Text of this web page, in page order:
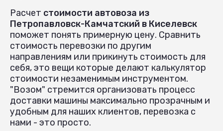
Расчет стоимости автовоза из
Петропавловск-Камчатский в Киселевск
поможет понять примерную цену. Сравнить
стоимость перевозки по другим
направлениям или прикинуть стоимость для
себя, это вещи которые делают калькулятор
стоимости незаменимым инструментом.
"Возом" стремится организовать процесс
доставки машины максимально прозрачным и
удобным для наших клиентов, перевозка с
нами - это просто.